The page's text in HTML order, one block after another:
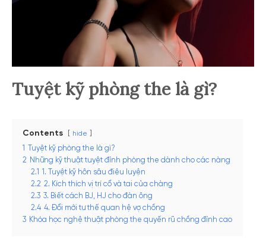
Tuyệt kỹ phòng the là gì?
Contents hide
Tuyệt kỹ phòng the là gì?
2
Những kỹ thuật tuyệt đỉnh phòng the dành cho các nàng
2.1
1. Tuyệt kỹ hôn sâu điêu luyện
2.2 2. Kích thích vị trí cổ và tai của chàng
2.3 3. Biết cách BJ, HJ cho đàn ông
2.4 4. Đổi mới tư thế quan hệ vợ chồng
3 Khóa học nghệ thuật phòng the quyến rũ chồng đỉnh cao